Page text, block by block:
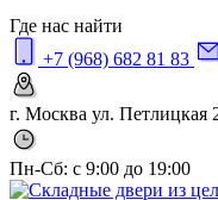
Где нас найти
+7 (968) 682 81 83
г. Москва ул. Петлицкая
Пн-Сб: с 9:00 до 19:00